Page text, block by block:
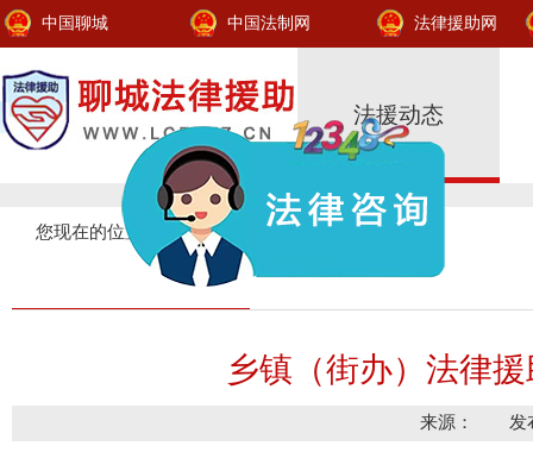
中国聊城 中国法制网 法律援助网
法援动态
您现在的位置： 法援动态 时事信息 >
乡镇（街办）法律
来源： 发布